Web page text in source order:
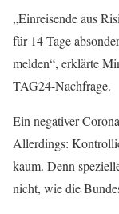
„Einreisende aus
für 14 Tage
melden“, erklärte
TAG24-Nachfrage.
Ein negativer
Allerdings:
kaum. Denn
nicht, wie die